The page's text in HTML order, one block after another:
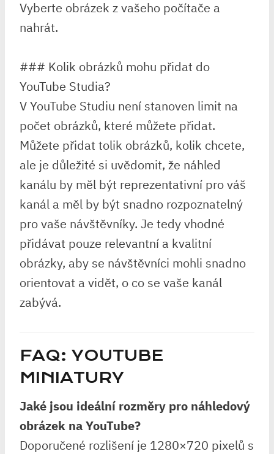
Vyberte obrázek z vašeho počítače a
nahrát.
### Kolik obrázků mohu přidat do
YouTube Studia?
V YouTube Studiu není stanoven limit na
počet obrázků, které můžete přidat.
Můžete přidat tolik obrázků, kolik chcete,
ale je důležité si uvědomit, že náhled
kanálu by měl být reprezentativní pro váš
kanál a měl by být snadno rozpoznatelný
pro vaše návštěvníky. Je tedy vhodné
přidávat pouze relevantní a kvalitní
obrázky, aby se návštěvníci mohli snadno
orientovat a vidět, o co se vaše kanál
zabývá.
FAQ: YOUTUBE
MINIATURY
Jaké jsou ideální rozměry pro náhledový
obrázek na YouTube?
Doporučené rozlišení je 1280×720 pixelů s